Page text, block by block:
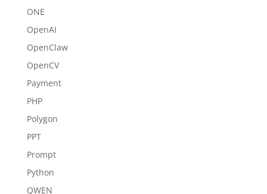
ONE
OpenAI
OpenClaw
OpenCV
Payment
PHP
Polygon
PPT
Prompt
Python
QWEN